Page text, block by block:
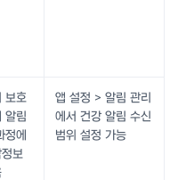
보호
알림
정에
보
앱 설정 > 알림 관리
에서 건강 알림 수신
범위 설정 가능